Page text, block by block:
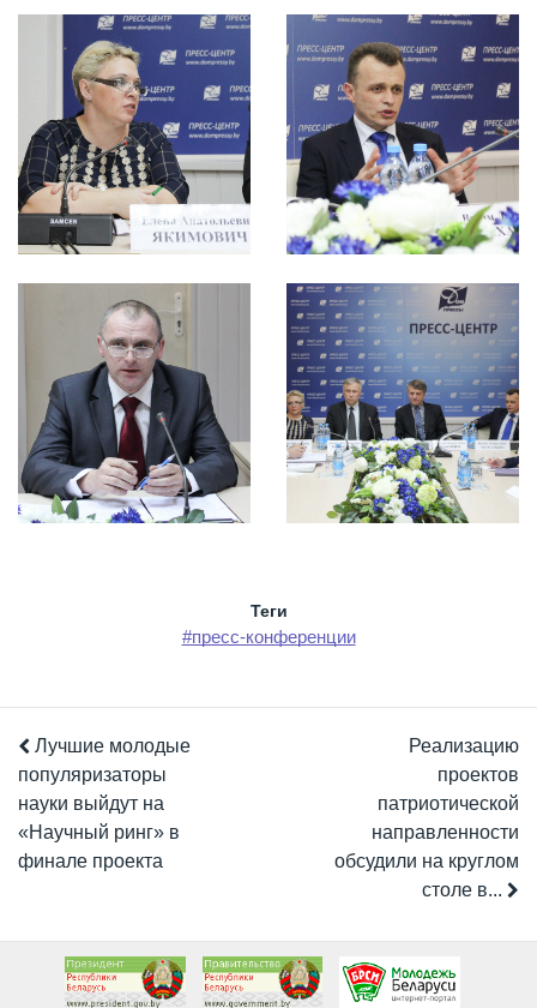
Теги
#пресс-конференции
Лучшие молодые
популяризаторы
науки выйдут на
«Научный ринг» в
финале проекта
Реализацию
проектов
патриотической
направленности
обсудили на круглом
столе в...